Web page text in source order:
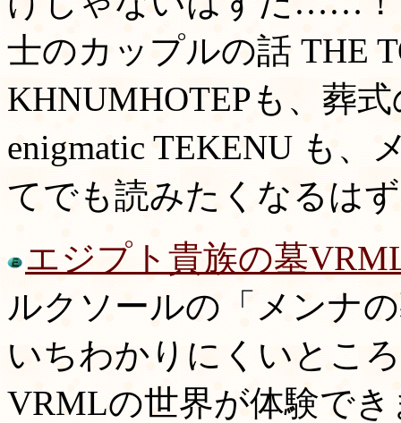
士のカップルの話 THE
KHNUMHOTEPも、葬
enigmatic TEKENU も、
てでも読みたくなるは
エジプト貴族の墓
ルクソールの「メンナ
いちわかりにくいとこ
VRMLの世界が体験でき